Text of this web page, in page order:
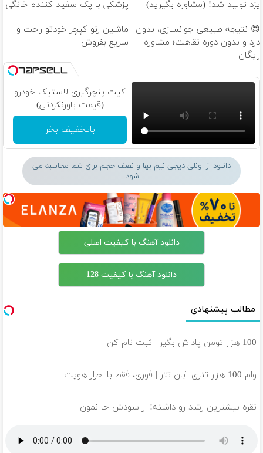
یزد تولید شد! (مشاوره بگیرید)
پزشکی با پک سفید کننده خانگی
😍 نتیجه‌ طبیعی جوانسازی، بدون
درد و بدون دوره نقاهت؛ مشاوره
رایگان
ماشین رنو کپچر خودتو راحت و
سریع بفروش
کیت پنچرگیری لاستیک خودرو
(قیمت باورنکردنی)
باتخفیف بخر
دانلود از اونلی دیجی نیم بها و نصف حجم برای شما محاسبه می
شود.
دانلود آهنگ با کیفیت اصلی
دانلود آهنگ با کیفیت 128
مطالب پیشنهادی
100 هزار تومن پاداش بگیر | ثبت نام کن
وام 100 هزار تتری آبان تتر | فوری، فقط با احراز هویت
نقره بیشترین رشد رو داشته! از سودش جا نمون